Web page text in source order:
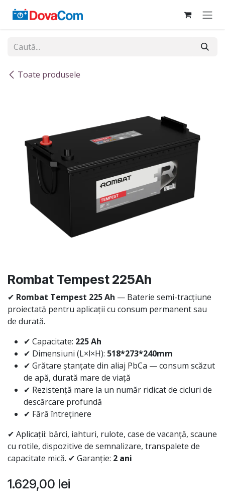
Toate produsele
Rombat Tempest 225Ah
✔ Rombat Tempest 225 Ah — Baterie semi-tracțiune
proiectată pentru aplicații cu consum permanent sau
de durată.
✔ Capacitate: 225 Ah
✔ Dimensiuni (L×l×H): 518*273*240mm
✔ Grătare ștanțate din aliaj PbCa — consum scăzut
de apă, durată mare de viață
✔ Rezistență mare la un număr ridicat de cicluri de
descărcare profundă
✔ Fără întreținere
✔ Aplicații: bărci, iahturi, rulote, case de vacanță, scaune
cu rotile, dispozitive de semnalizare, transpalete de
capacitate mică. ✔ Garanție: 2 ani
1.629,00 lei